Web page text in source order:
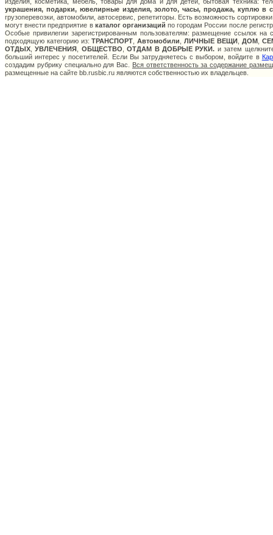
украшения, подарки, ювелирные изделия, золото, часы, продажа, куплю в
грузоперевозки, автомобили, автосервис, репетиторы. Есть возможность
могут внести предприятие в каталог организаций по городам России после
Особые привилегии зарегистрированным пользователям: размещение ссылок
подходящую категорию из:ТРАНСПОРТ ,Автомобили ,ЛИЧНЫЕ ВЕЩИ, ДОМ,
ОТДЫХ ,УВЛЕЧЕНИЯ ОБЩЕСТВО ,ОТДАМ В ДОБРЫЕ РУКИ. и затем
больший интерес у посетителей. Если Вы затрудняетесь с выбором, войдите в
создадим рубрику специально для Вас. Вся ответственность за содержание
размещенные на сайте bb.rusbic.ru являются собственностью их владельцев.